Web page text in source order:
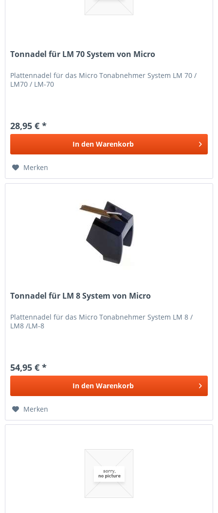
Tonnadel für LM 70 System von Micro
Plattennadel für das Micro Tonabnehmer System LM 70 /
LM70 / LM-70
28,95 € *
In den Warenkorb
Merken
Tonnadel für LM 8 System von Micro
Plattennadel für das Micro Tonabnehmer System LM 8 /
LM8 /LM-8
54,95 € *
In den Warenkorb
Merken